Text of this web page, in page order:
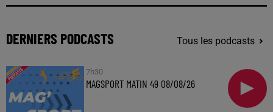
DERNIERS PODCASTS Tous les podcasts
7h30
MAGSPORT MATIN 49 08/08/26